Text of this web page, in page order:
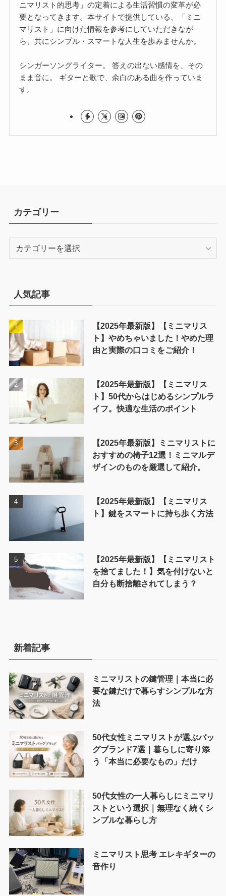
ニマリスト的思考」の定着による生活習慣の変革が必
要となってきます。本サイトで提供している、「ミニ
マリスト」に向けた情報を参考にしていただきなが
ら、共にシンプル・スマートな人生を歩みませんか。
シンガーソングライター。 答えの出ない感情を、その
まま音に。 ギターと歌で、余白のある曲を作っていま
す。
カテゴリー
ー人気記事
【2025年最新版】【ミニマリス
ト】やめちゃいました！やめた理
由と実際の口コミをご紹介！
【2025年最新版】【ミニマリス
ト】50代からはじめるシンプルラ
イフ。快適な生活のポイント
【2025年最新版】ミニマリストに
おすすめの椅子12選！ミニマルデ
ザインのものを厳選して紹介。
【2025年最新版】【ミニマリス
ト】鍵をスマートに持ち歩く方法
【2025年最新版】【ミニマリスト
を捨てました！】気を付けないと
自分も断捨離されてしまう？
新着記事
ミニマリストの鍵管理｜本当に必
要な鍵だけで暮らすシンプルな方
法
50代女性ミニマリストが選ぶバッ
グブランド7選｜暮らしに寄り添
う「本当に必要なもの」だけ
50代女性の一人暮らしにミニマリ
ストという選択｜無理なく続くシ
ンプルな暮らし方
ミニマリスト思考 エレキギターの
音作り